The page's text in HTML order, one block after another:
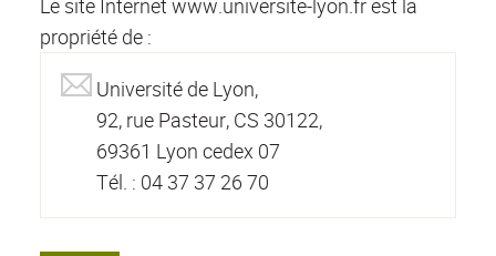
Le site Internet www.universite-lyon.fr est la
propriété de :
Université de Lyon,
92, rue Pasteur, CS 30122,
69361 Lyon cedex 07
Tél. : 04 37 37 26 70